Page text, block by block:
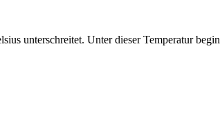
unterschreitet. Unter dieser Temperatur